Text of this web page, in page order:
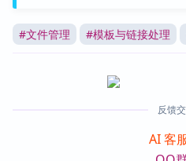
#文件管理 #模板与链接处理
反馈
AI 客